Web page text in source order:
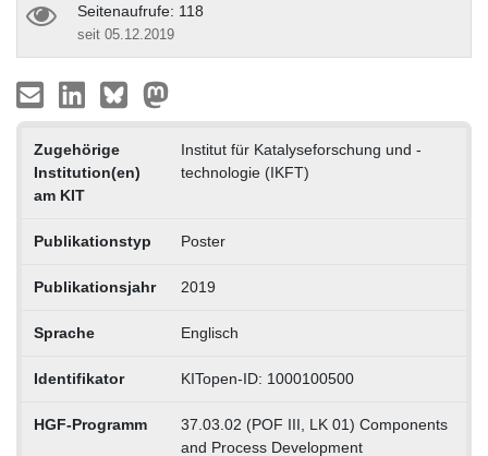
Seitenaufrufe: 118
seit 05.12.2019
Zugehörige
Institution(en)
am KIT
Institut für Katalyseforschung und -
technologie (IKFT)
Publikationstyp Poster
Publikationsjahr 2019
Sprache Englisch
Identifikator KITopen-ID: 1000100500
HGF-Programm
37.03.02 (POF III, LK 01) Components
and Process Development